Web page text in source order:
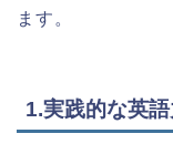
ます。
1.実践的な英